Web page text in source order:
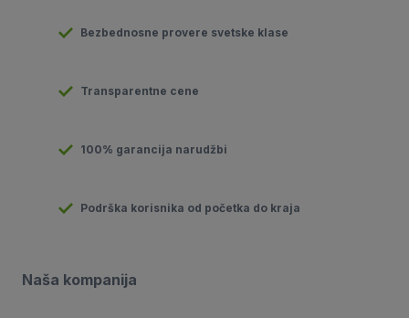
Bezbednosne provere svetske klase
Transparentne cene
100% garancija narudžbi
Podrška korisnika od početka do kraja
Naša kompanija